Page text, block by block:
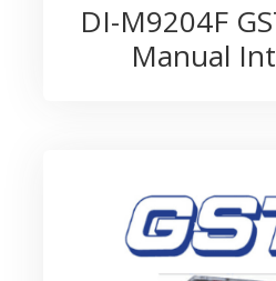
DI-M9204F
Manual